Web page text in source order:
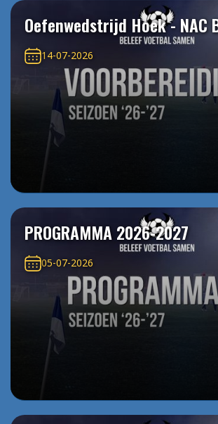
Oefenwedstrijd Hoek - NAC
14-07-2026
PROGRAMMA 2026-2027
05-07-2026